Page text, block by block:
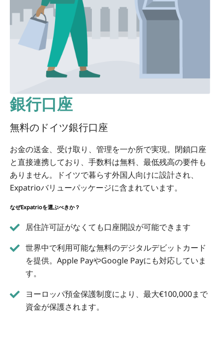
銀行口座
無料のドイツ銀行口座
お金の送金、受け取り、管理を一か所で実現。閉鎖口座
と直接連携しており、手数料は無料、最低残高の要件も
ありません。ドイツで暮らす外国人向けに設計され、
Expatrioバリューパッケージに含まれています。
なぜExpatrioを選ぶべきか？
居住許可証がなくても口座開設が可能できます
世界中で利用可能な無料のデジタルデビットカード
を提供。Apple PayやGoogle Payにも対応していま
す。
ヨーロッパ預金保護制度により、最大€100,000まで
資金が保護されます。